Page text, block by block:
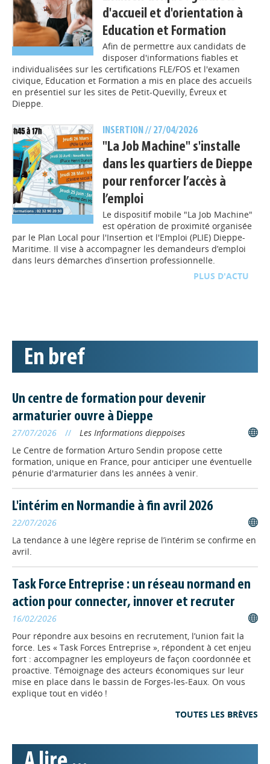
d'accueil et d'orientation à
Education et Formation
Afin de permettre aux candidats de
disposer d'informations fiables et
individualisées sur les certifications FLE/FOS et l'examen
civique, Education et Formation a mis en place des accueils
en présentiel sur les sites de Petit-Quevilly, Évreux et
Dieppe.
INSERTION // 27/04/2026
"La Job Machine" s'installe
dans les quartiers de Dieppe
pour renforcer l’accès à
l’emploi
Le dispositif mobile "La Job Machine"
est opération de proximité organisée
par le Plan Local pour l'Insertion et l'Emploi (PLIE) Dieppe-
Maritime. Il vise à accompagner les demandeurs d’emploi
dans leurs démarches d’insertion professionnelle.
D'ACTU
professionnelle de jeunes autistes de
16 à 25 ans, Sessad pro, a ouvert à
Dieppe.
FORMATION // 04/02/2026
ProAgora, un campus pour
les métiers en tension
ProAgora Cités des Compétences
dévoile, à Arques-la-Bataille, un
campus dédié aux métiers en tension.
l’EPR2 à Penly pour former
notamment des techniciens du nucléaire.
Nouvelle formation au Greta
Rouen Maritime
Le Greta Rouen Maritime proposera à
partir de février prochain une
nouvelle formation de chargé
d'accueil touristique et de loisirs dans
deux de ses antennes.
ECO-TERRITOIRES
Sitel FTJ : nouvel outil pour
de l'emploi local en
En bref
Un centre de formation pour devenir
armaturier ouvre à Dieppe
27/07/2026 //
Les Informations dieppoises
Le Centre de formation Arturo Sendin propose cette
formation, unique en France, pour anticiper une éventuelle
pénurie d'armaturier dans les années à venir.
L'intérim en Normandie à fin avril 2026
22/07/2026
La tendance à une légère reprise de l’intérim se confirme en
avril.
Task Force Entreprise : un réseau normand en
action pour connecter, innover et recruter
16/02/2026
Pour répondre aux besoins en recrutement, l’union fait la
force. Les « Task Forces Entreprise », répondent à cet enjeu
fort : accompagner les employeurs de façon coordonnée et
proactive. Témoignage des acteurs économiques sur leur
mise en place dans le bassin de Forges-les-Eaux. On vous
explique tout en vidéo !
TOUTES LES BRÈVES